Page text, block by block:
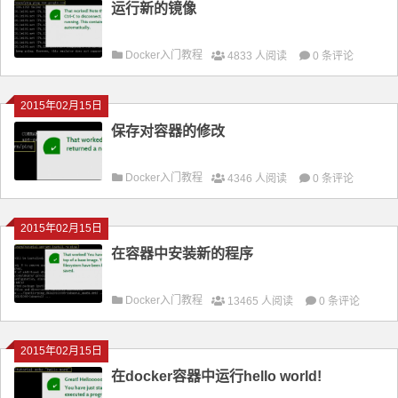
运行新的镜像
Docker入门教程 4833 人阅读 0 条评论
2015年02月15日
保存对容器的修改
Docker入门教程 4346 人阅读 0 条评论
2015年02月15日
在容器中安装新的程序
Docker入门教程 13465 人阅读 0 条评论
2015年02月15日
在docker容器中运行hello world!